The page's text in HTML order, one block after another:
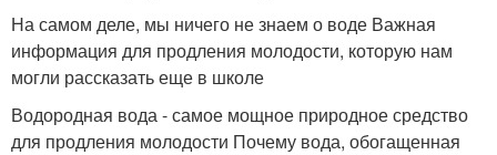
На самом деле, мы ничего не знаем о воде Важная
информация для продления молодости, которую нам
могли рассказать еще в школе
Водородная вода - самое мощное природное средство
для продления молодости Почему вода, обогащенная